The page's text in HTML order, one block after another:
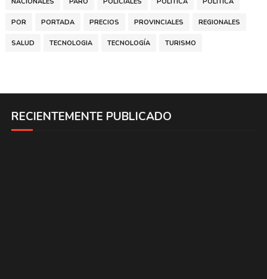
POR PORTADA PRECIOS PROVINCIALES REGIONALES
SALUD TECNOLOGIA TECNOLOGÍA TURISMO
RECIENTEMENTE PUBLICADO